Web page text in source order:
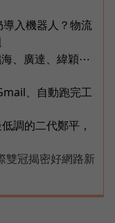
入機器人？物流
、廣達、緯穎⋯
、自動跑完工
調的二代鄭平，
雙冠揭密好網路新